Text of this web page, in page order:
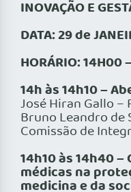
INOVAÇÃO E
DATA: 29 de
HORÁRIO: 14H00
14h às 14h10 –
José Hiran Gallo –
Bruno Leandro de
Comissão de
14h10 às 14h40 –
médicas na
medicina e da